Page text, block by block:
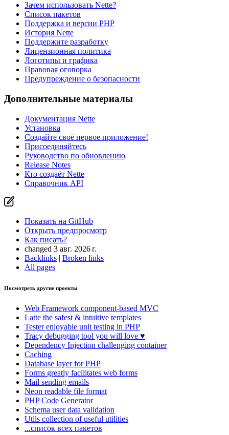
Зачем использовать Nette?
Список пакетов
Поддержка и версии PHP
История Nette
Поддержите разработку
Лицензионная политика
Логотипы и графика
Правовая оговорка
Предупреждение о безопасности
Дополнительные материалы
Документация Nette
Установка
Создайте своё первое приложение!
Присоединяйтесь
Руководство по обновлению
Release Notes
Кто создаёт Nette
Справочник API
Показать на GitHub
Открыть предпросмотр
Как писать?
changed 3 авг. 2026 г.
Backlinks | Broken links
All pages
Посмотреть другие проекты
Web Framework component-based MVC
Latte the safest & intuitive templates
Testerenjoyable unit testing in PHP
Tracy debugging tool you will love ♥
Dependency Injection challenging container
Caching
Database layer for PHP
Forms greatly facilitates web forms
Mail sending emails
Neon readable file format
PHP Code Generator
Schema user data validation
Utils collection of useful utilities
...список всех пакетов